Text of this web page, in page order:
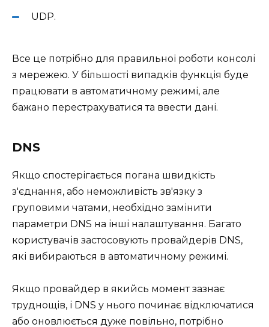
UDP.
Все це потрібно для правильної роботи консолі
з мережею. У більшості випадків функція буде
працювати в автоматичному режимі, але
бажано перестрахуватися та ввести дані.
DNS
Якщо спостерігається погана швидкість
з'єднання, або неможливість зв'язку з
груповими чатами, необхідно замінити
параметри DNS на інші налаштування. Багато
користувачів застосовують провайдерів DNS,
які вибираються в автоматичному режимі.
Якщо провайдер в якийсь момент зазнає
труднощів, і DNS у нього починає відключатися
або оновлюється дуже повільно, потрібно